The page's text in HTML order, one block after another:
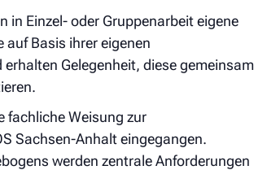
in Einzel- oder Gruppenarbeit eigene
auf Basis ihrer eigenen
Gelegenheit, diese gemeinsam
fachliche Weisung zur
Sachsen-Anhalt eingegangen.
werden zentrale Anforderungen